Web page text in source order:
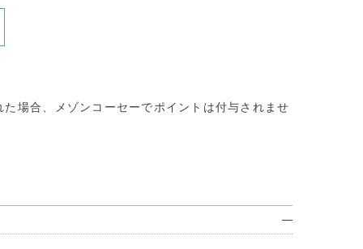
場合、メゾンコーセーでポイントは付与されませ